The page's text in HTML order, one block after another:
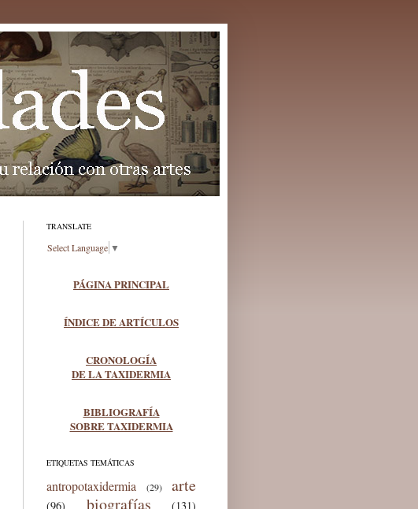
TRANSLATE
Select Language ▼
PÁGINA PRINCIPAL
ÍNDICE DE ARTÍCULOS
CRONOLOGÍA
DE LA TAXIDERMIA
BIBLIOGRAFÍA
SOBRE TAXIDERMIA
ETIQUETAS TEMÁTICAS
antropotaxidermia (29) arte
(96) biografías (131)